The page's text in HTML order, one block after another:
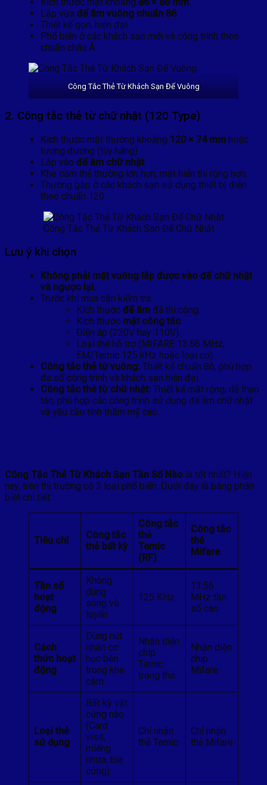
Lắp vừa đế âm vuông chuẩn 86.
Thiết kế gọn, hiện đại.
Phổ biến ở các khách sạn mới và công trình theo
chuẩn châu Á.
Công Tắc Thẻ Từ Khách Sạn Đế Vuông
2. Công tắc thẻ từ chữ nhật (120 Type)
Kích thước mặt thường khoảng 120 × 74 mm hoặc
tương đương (tùy hãng).
Lắp vào đế âm chữ nhật.
Khe cắm thẻ thường lớn hơn, mặt hiển thị rộng hơn.
Thường gặp ở các khách sạn sử dụng thiết bị điện
theo chuẩn 120.
Công Tắc Thẻ Từ Khách Sạn Đế Chữ Nhật
Lưu ý khi chọn
Không phải mặt vuông lắp được vào đế chữ nhật
và ngược lại.
Trước khi mua cần kiểm tra:
Kích thước đế âm đã thi công.
Kích thước mặt công tắc
Điện áp (220V hay 110V).
Loại thẻ hỗ trợ (MIFARE 13.56 MHz,
EM/Temic 125 kHz hoặc loại cơ).
Công tắc thẻ từ vuông: Thiết kế chuẩn 86, phù hợp
đa số công trình và khách sạn hiện đại.
Công tắc thẻ từ chữ nhật: Thiết kế mặt rộng, dễ thao
tác, phù hợp các công trình sử dụng đế âm chữ nhật
và yêu cầu tính thẩm mỹ cao.
Công Tắc Thẻ Từ Khách Sạn Tần Số Nào là tốt nhất? Hiện
nay, trên thị trường có 3 loại phổ biến. Dưới đây là bảng phân
biệt chi tiết:
Tiêu chí
Công tắc
thẻ bất kỳ
Công tắc
thẻ
Temic
(RF)
Công tắc
thẻ
Mifare
Tần số
hoạt
động
Không
dùng
sóng vô
tuyến
125 KHz
13.56
MHz tần
số cao
Cách
thức hoạt
động
Dùng nút
nhấn cơ
học bên
trong khe
cắm.
Nhận diện
chip
Temic
trong thẻ.
Nhận diện
chip
Mifare
Loại thẻ
sử dụng
Bất kỳ vật
cứng nào
(Card
visit,
miếng
nhựa, bìa
cứng).
Chỉ nhận
thẻ Temic
Chỉ nhận
thẻ Mifare